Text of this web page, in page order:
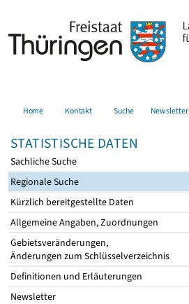
Home Kontakt Suche Newsletter
STATISTISCHE DATEN
Sachliche Suche
Regionale Suche
Kürzlich bereitgestellte Daten
Allgemeine Angaben, Zuordnungen
Gebietsveränderungen,
Änderungen zum Schlüsselverzeichnis
Definitionen und Erläuterungen
Newsletter